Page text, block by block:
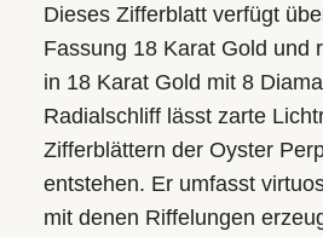
Dieses Zifferblatt verfügt
Fassung 18 Karat Gold und
in 18 Karat Gold mit 8
Radialschliff lässt zarte
Zifferblättern der Oyster
entstehen. Er umfasst
mit denen Riffelungen